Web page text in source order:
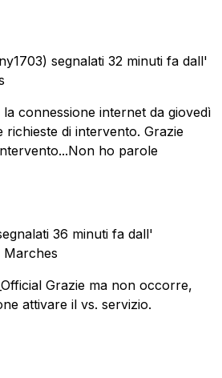
segnalati 32 minuti fa dall'
connessione internet da giovedì
richieste di intervento. Grazie
ho parole
36 minuti fa dall'
Grazie ma non occorre,
attivare il vs. servizio.